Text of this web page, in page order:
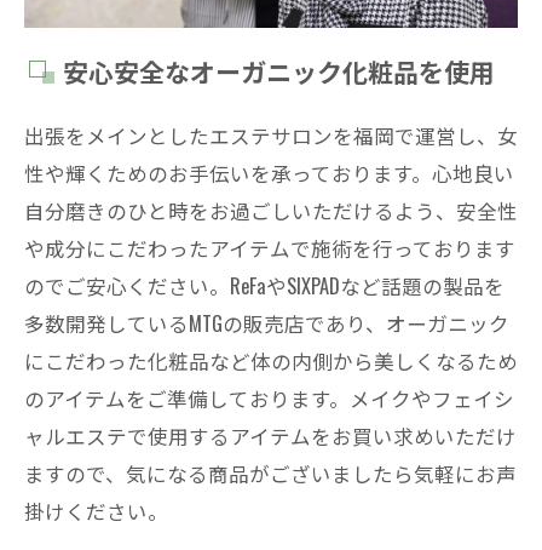
安心安全なオーガニック化粧品を使用
出張をメインとしたエステサロンを福岡で運営し、女
性や輝くためのお手伝いを承っております。心地良い
自分磨きのひと時をお過ごしいただけるよう、安全性
や成分にこだわったアイテムで施術を行っております
のでご安心ください。ReFaやSIXPADなど話題の製品を
多数開発しているMTGの販売店であり、オーガニック
にこだわった化粧品など体の内側から美しくなるため
のアイテムをご準備しております。メイクやフェイシ
ャルエステで使用するアイテムをお買い求めいただけ
ますので、気になる商品がございましたら気軽にお声
掛けください。